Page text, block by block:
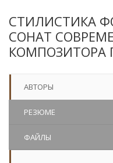
СТИЛИСТИКА
СОНАТ
КОМПОЗИТОРА
АВТОРЫ
РЕЗЮМЕ
ФАЙЛЫ